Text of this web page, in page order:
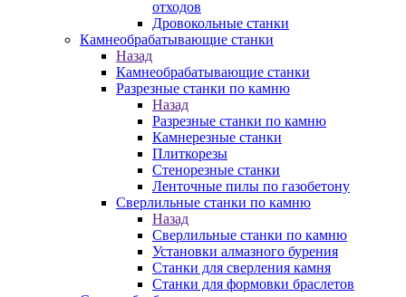
отходов
Дровокольные станки
Камнеобрабатывающие станки
Назад
Камнеобрабатывающие станки
Разрезные станки по камню
Назад
Разрезные станки по камню
Камнерезные станки
Плиткорезы
Стенорезные станки
Ленточные пилы по газобетону
Сверлильные станки по камню
Назад
Сверлильные станки по камню
Установки алмазного бурения
Станки для сверления камня
Станки для формовки браслетов